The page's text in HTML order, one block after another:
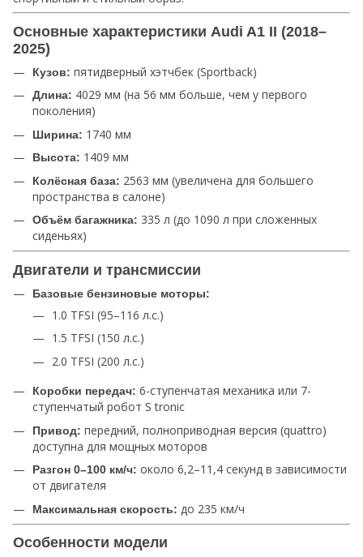
Основные характеристики Audi A1 II (2018–
2025)
Кузов: пятидверный хэтчбек (Sportback)
Длина: 4029 мм (на 56 мм больше, чем у первого
поколения)
Ширина: 1740 мм
Высота: 1409 мм
Колёсная база: 2563 мм (увеличена для большего
пространства в салоне)
Объём багажника: 335 л (до 1090 л при сложенных
сиденьях)
Двигатели и трансмиссии
Базовые бензиновые моторы:
1.0 TFSI (95–116 л.с.)
1.5 TFSI (150 л.с.)
2.0 TFSI (200 л.с.)
Коробки передач: 6-ступенчатая механика или 7-
ступенчатый робот S tronic
Привод: передний, полноприводная версия (quattro)
доступна для мощных моторов
Разгон 0–100 км/ч: около 6,2–11,4 секунд в зависимости
от двигателя
Максимальная скорость: до 235 км/ч
Особенности модели